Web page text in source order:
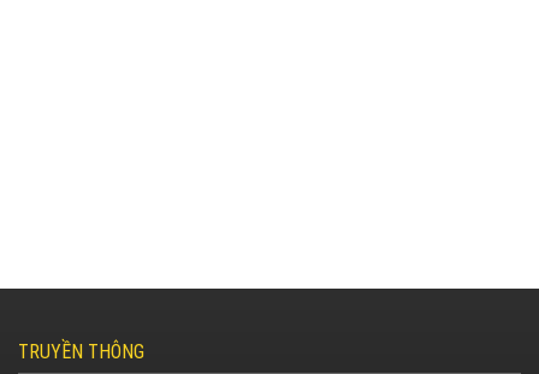
TRUYỀN THÔNG